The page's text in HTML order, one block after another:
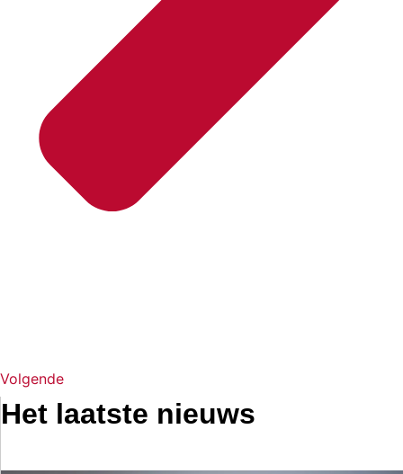
Volgende
Het laatste nieuws